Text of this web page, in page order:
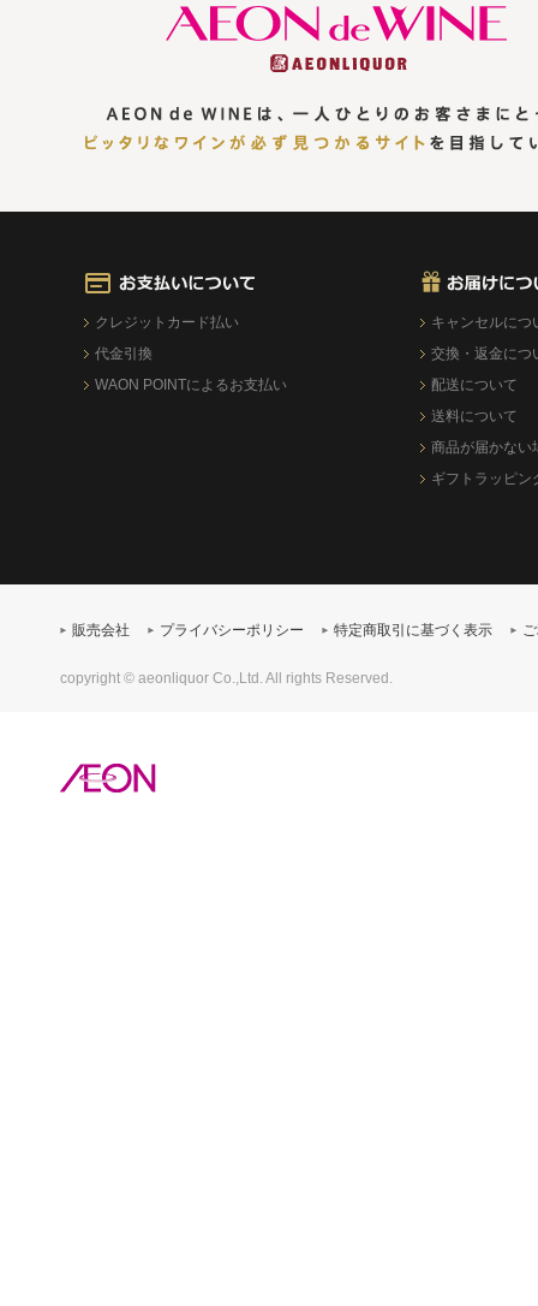
クレジットカード払い
代金引換
WAON POINTによるお支払い
キャンセルにつ
交換・返金につ
配送について
送料について
商品が届かない
ギフトラッピン
販売会社 プライバシーポリシー 特定商取引に基づく表示
copyright © aeonliquor Co.,Ltd. All rights Reserved.